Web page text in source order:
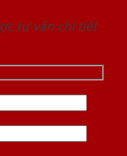
tư vấn chi tiết